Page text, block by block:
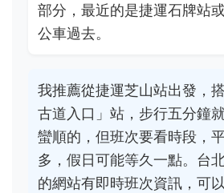
部分，最近的是捷運石牌站
公車過去。
我推薦從捷運芝山站出發，
古道入口」站，步行五分鐘
蠻順的，但班次要看時段，
多，假日可能等久一點。台
的網站有即時班次資訊，可